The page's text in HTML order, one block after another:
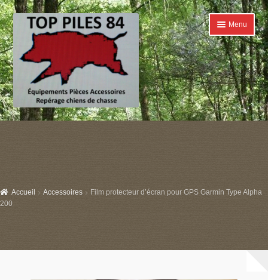
Aller
à
la
navigation
Aller
au
contenu
Menu
Accueil
Accueil Accessoires
Film protecteur d’écran pour GPS Garmin Type Alpha
200